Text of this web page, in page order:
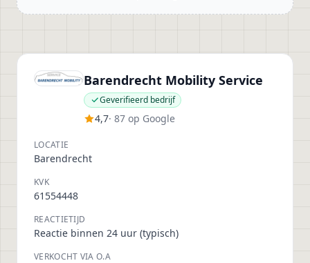
Barendrecht Mobility Service
Geverifieerd bedrijf
4,7· 87 op Google
LOCATIE
Barendrecht
KVK
61554448
REACTIETIJD
Reactie binnen 24 uur (typisch)
VERKOCHT VIA O.A